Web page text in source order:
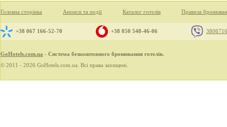
Головна сторінка Анонси та події Каталог готелів Правила
+38 067 166-52-70 +38 050 548-46-06
GoHotels.com.ua - Система безкоштовного бронювання готелів.
© 2011 - 2026 GoHotels.com.ua. Всі права захищені.